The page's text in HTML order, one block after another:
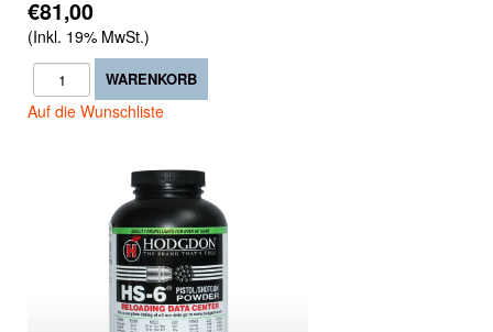
€81,00
(Inkl. 19% MwSt.)
Auf die Wunschliste